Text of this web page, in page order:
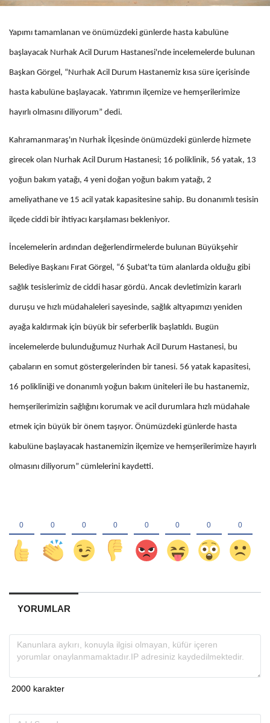
Yapımı tamamlanan ve önümüzdeki günlerde hasta kabulüne
başlayacak Nurhak Acil Durum Hastanesi'nde incelemelerde bulunan
Başkan Görgel, “Nurhak Acil Durum Hastanemiz kısa süre içerisinde
hasta kabulüne başlayacak. Yatırımın ilçemize ve hemşerilerimize
hayırlı olmasını diliyorum” dedi.
Kahramanmaraş'ın Nurhak İlçesinde önümüzdeki günlerde hizmete
girecek olan Nurhak Acil Durum Hastanesi; 16 poliklinik, 56 yatak, 13
yoğun bakım yatağı, 4 yeni doğan yoğun bakım yatağı, 2
ameliyathane ve 15 acil yatak kapasitesine sahip. Bu donanımlı tesisin
ilçede ciddi bir ihtiyacı karşılaması bekleniyor.
İncelemelerin ardından değerlendirmelerde bulunan Büyükşehir
Belediye Başkanı Fırat Görgel, “6 Şubat'ta tüm alanlarda olduğu gibi
sağlık tesislerimiz de ciddi hasar gördü. Ancak devletimizin kararlı
duruşu ve hızlı müdahaleleri sayesinde, sağlık altyapımızı yeniden
ayağa kaldırmak için büyük bir seferberlik başlatıldı. Bugün
incelemelerde bulunduğumuz Nurhak Acil Durum Hastanesi, bu
çabaların en somut göstergelerinden bir tanesi. 56 yatak kapasitesi,
16 polikliniği ve donanımlı yoğun bakım üniteleri ile bu hastanemiz,
hemşerilerimizin sağlığını korumak ve acil durumlara hızlı müdahale
etmek için büyük bir önem taşıyor. Önümüzdeki günlerde hasta
kabulüne başlayacak hastanemizin ilçemize ve hemşerilerimize hayırlı
olmasını diliyorum” cümlelerini kaydetti.
YORUMLAR